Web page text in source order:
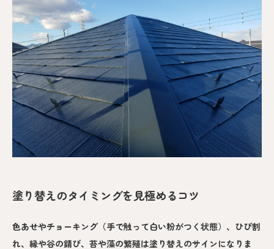
塗り替えのタイミングを見極めるコツ
色あせやチョーキング（手で触って白い粉がつく状態）、ひび割
れ、縁や谷の錆び、苔や藻の繁殖は塗り替えのサインになりま